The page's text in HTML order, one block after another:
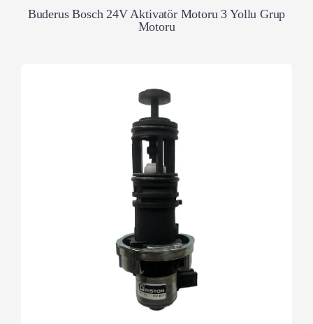
Buderus Bosch 24V Aktivatör Motoru 3 Yollu Grup
Motoru